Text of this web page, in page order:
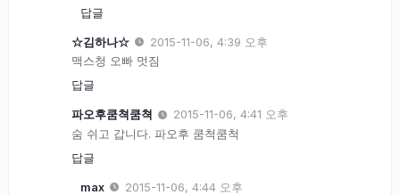
답글
☆김하나☆
2015-11-06, 4:39 오후
맥스청 오빠 멋짐
답글
파오후쿰쳑쿰쳑
2015-11-06, 4:41 오후
숨 쉬고 갑니다. 파오후 쿰척쿰척
답글
max
2015-11-06, 4:44 오후